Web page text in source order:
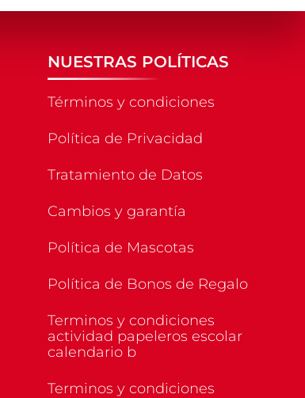
NUESTRAS POLÍTICAS
Términos y condiciones
Política de Privacidad
Tratamiento de Datos
Cambios y garantía
Política de Mascotas
Política de Bonos de Regalo
Terminos y condiciones
actividad papeleros escolar
calendario b
Terminos y condiciones